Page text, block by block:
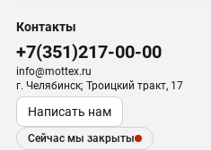
Контакты
+7(351)217-00-00
info@mottex.ru
г. Челябинск; Троицкий тракт, 17
Написать нам
Сейчас мы закрыты